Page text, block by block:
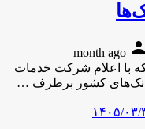
person
که با اعلام شرکت خدمات
بانک‌های کشور برطرف …